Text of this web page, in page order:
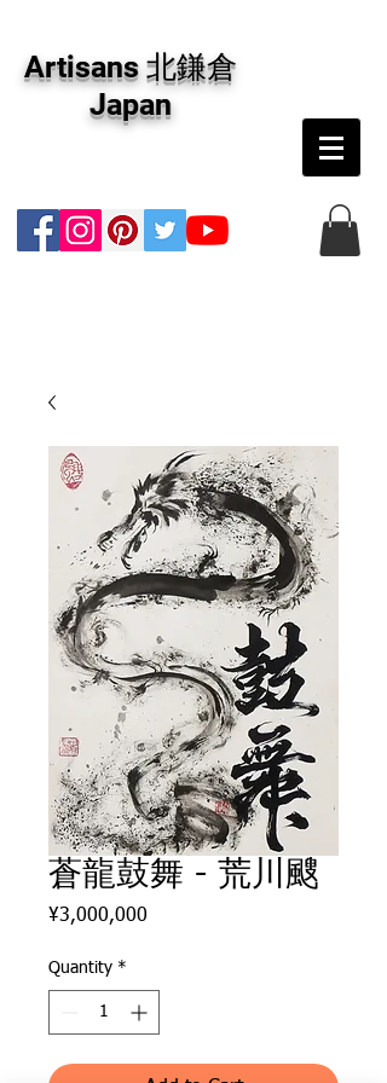
版画・切り絵など、コンテンポラリー並びにフ
ァインアートのオンライン販売をしています。
日本国内の抽象画・具象画の画家に加え、海外
のアーティストの作品もお取り寄せ頂けます。
インテリアとして、大切な方へのギフトとし
Artisans 北鎌倉
Japan
蒼龍鼓舞 - 荒川颼
¥3,000,000
Quantity *